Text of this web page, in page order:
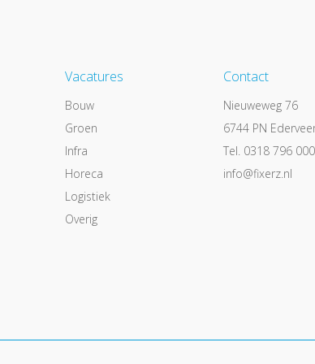
Vacatures
Bouw
Groen
Infra
Horeca
Logistiek
Overig
Contact
Nieuweweg 76
6744 PN
Tel. 0318 796 000
info@fixerz.nl